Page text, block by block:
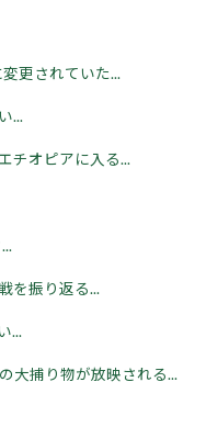
更されていた...
...
チオピアに入る...
を振り返る...
...
大捕り物が放映される...